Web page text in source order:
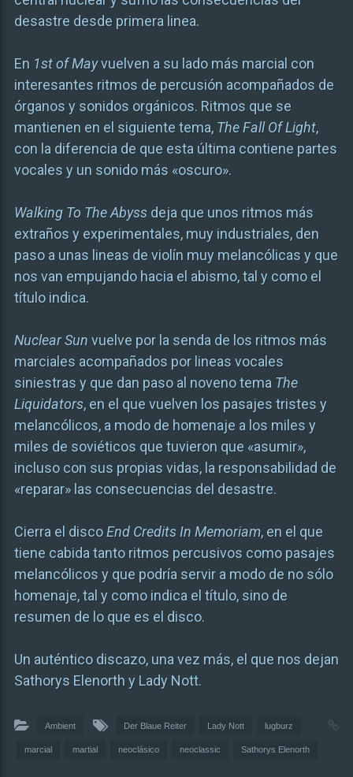
desastre desde primera linea.
En 1st of Mayvuelven a su lado más marcial con
interesantes ritmos de percusión acompañados de
órganos y sonidos orgánicos. Ritmos que se
mantienen en el siguiente tema, The Fall Of Light,
con la diferencia de que esta última contiene partes
vocales y un sonido más «oscuro».
Walking To The Abyssdeja que unos ritmos más
extraños y experimentales, muy industriales, den
paso a unas lineas de violín muy melancólicas y que
nos van empujando hacia el abismo, tal y como el
título indica.
Nuclear Sun vuelve por la senda de los ritmos más
marciales acompañados por lineas vocales
siniestras y que dan paso al noveno tema The
Liquidators, en el que vuelven los pasajes tristes y
melancólicos, a modo de homenaje a los miles y
miles de soviéticos que tuvieron que «asumir»,
incluso con sus propias vidas, la responsabilidad de
«reparar» las consecuencias del desastre.
Cierra el discoEnd Credits In Memoriam, en el que
tiene cabida tanto ritmos percusivos como pasajes
melancólicos y que podría servir a modo de no sólo
homenaje, tal y como indica el título, sino de
resumen de lo que es el disco.
Un auténtico discazo, una vez más, el que nos dejan
Sathorys Elenorth y Lady Nott.
Ambient Der Blaue Reiter Lady Nott lugburz
marcial martial neoclásico neoclassic Sathorys Elenorth